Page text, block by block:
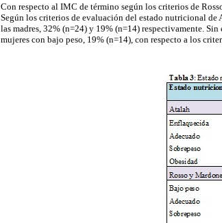
Con respecto al IMC de término según los criterios de
Según los criterios de evaluación del estado nutricional
las madres, 32% (n=24) y 19% (n=14) respectivamente.
mujeres con bajo peso, 19% (n=14), con respecto a los